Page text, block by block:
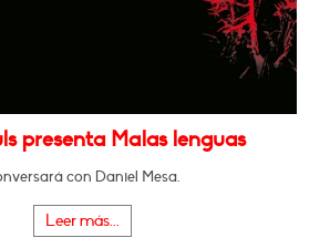
presenta Malas lenguas
con Daniel Mesa.
Leer más...